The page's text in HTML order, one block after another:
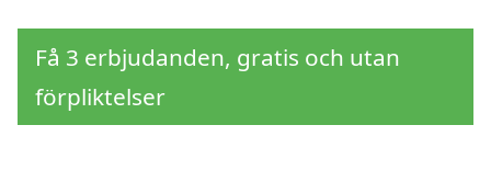
Få 3 erbjudanden, gratis och utan
förpliktelser